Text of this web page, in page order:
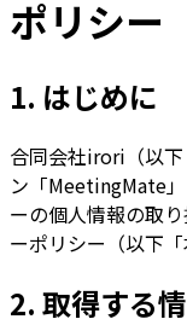
ポリシー
1. はじめに
合同会社irori（以
ン「MeetingMate
ーの個人情報の取
ーポリシー（以下「
2. 取得する